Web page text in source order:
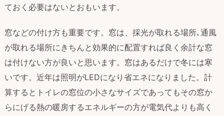
ておく必要はないとおもいます。
窓などの付け方も重要です。窓は、採光が取れる場所､通風
が取れる場所にきちんと効果的に配置すれば良く余計な窓
は付けない方が良いと思います。窓はあるだけで冬には寒
いです。近年は照明がLEDになり省エネになりました。計
算するとトイレの窓位の小さなサイズであってもその窓か
らにげる熱の暖房するエネルギーの方が電気代よりも高く